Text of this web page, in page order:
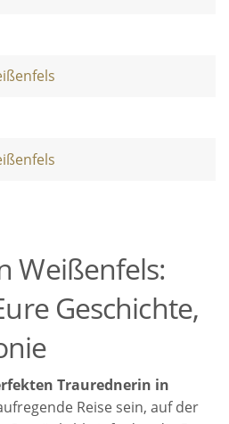
Weißenfels:
Geschichte,
Traurednerin in
Reise sein, auf der